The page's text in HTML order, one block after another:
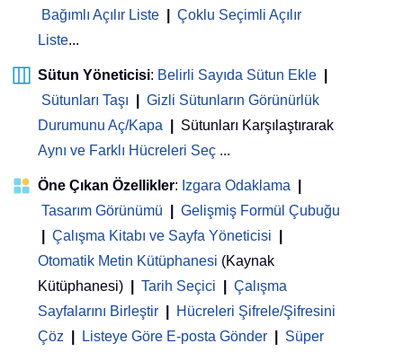
Bağımlı Açılır Liste
Çoklu Seçimli Açılır
Liste...
Sütun Yöneticisi: Belirli Sayıda Sütun Ekle
Sütunları Taşı
Gizli Sütunların Görünürlük
Durumunu Aç/Kapa
Sütunları Karşılaştırarak
Aynı ve Farklı Hücreleri Seç ...
Öne Çıkan Özellikler: Izgara Odaklama
Tasarım Görünümü
Gelişmiş Formül Çubuğu
Çalışma Kitabı ve Sayfa Yöneticisi
Otomatik Metin Kütüphanesi (Kaynak
Kütüphanesi)
Tarih Seçici
Çalışma
Sayfalarını Birleştir
Hücreleri Şifrele/Şifresini
Çöz
Listeye Göre E-posta Gönder
Süper